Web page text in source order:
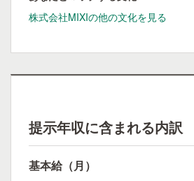
株式会社MIXIの他の文化を見る
提示年収に含まれる内訳
基本給（月）